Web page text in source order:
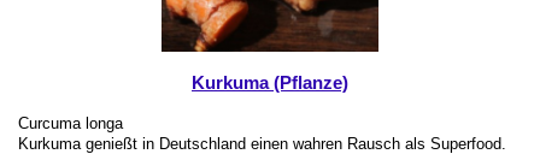
Kurkuma (Pflanze)
Curcuma longa
Kurkuma genießt in Deutschland einen wahren Rausch als Superfood.